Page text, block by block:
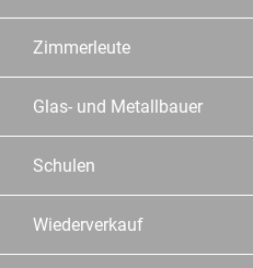
Zimmerleute
Glas- und Metallbauer
Schulen
Wiederverkauf